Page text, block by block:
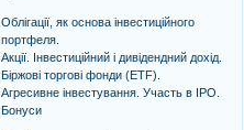
Облігації, як основа інвестиційного
портфеля.
Акції. Інвестиційний і дивідендний дохід.
Біржові торгові фонди (ETF).
Агресивне інвестування. Участь в IPO.
Бонуси